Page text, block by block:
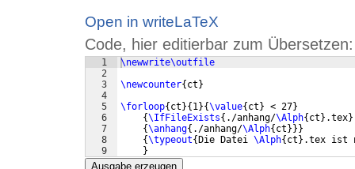
Open in writeLaTeX
Code, hier editierbar zum Übersetzen:
1
2
3
4
5
6
7
8
9
\newwrite\outfile
\newcounter{ ct }
\forloop{ ct }{ 1}{\value{ ct } < 27}
{\IfFileExists{ ./anhang/\Alph{ ct } .tex}
{\anhang{ ./anhang/\Alph{ ct }}}
{\typeout{ Die Datei \Alph{ ct } .tex ist
}
Ausgabe erzeugen